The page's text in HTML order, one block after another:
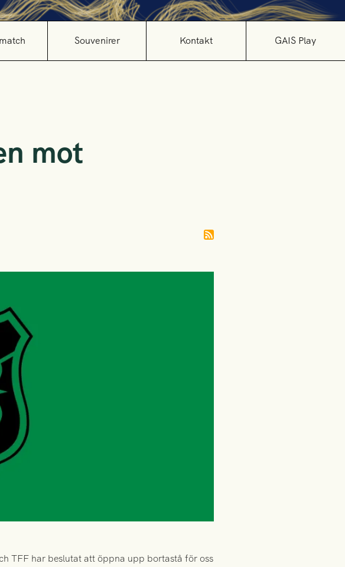
Souvenirer Kontakt GAIS Play
mot
TFF har beslutat att öppna upp bortastå för oss